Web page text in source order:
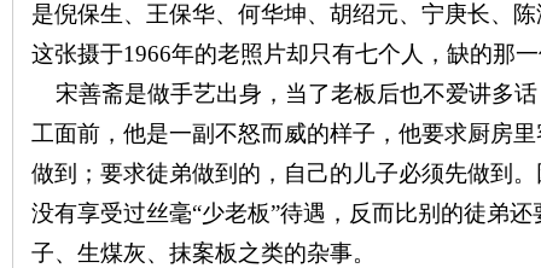
是倪保生、王保华、何华坤、胡绍元、宁庚长、
这张摄于1966年的老照片却只有七个人，缺的那
宋善斋是做手艺出身，当了老板后也不爱讲多
工面前，他是一副不怒而威的样子，他要求厨房
做到；要求徒弟做到的，自己的儿子必须先做到
没有享受过丝毫“少老板”待遇，反而比别的徒弟
子、生煤灰、抹案板之类的杂事。